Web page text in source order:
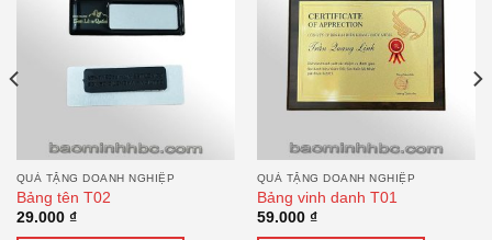
QUÀ TẶNG DOANH NGHIỆP
Bảng tên T02
29.000 ₫
QUÀ TẶNG DOANH NGHIỆP
Bảng vinh danh T01
59.000 ₫